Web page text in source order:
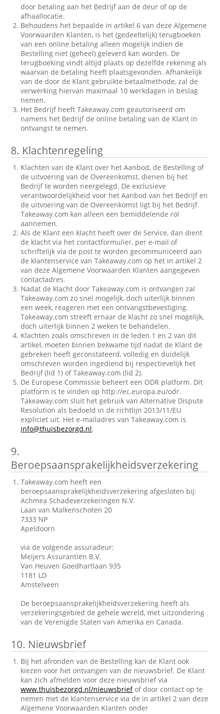
door betaling aan het Bedrijf aan de deur of op de
afhaallocatie.
Behoudens het bepaalde in artikel 6 van deze Algemene
Voorwaarden Klanten, is het (gedeeltelijk) terugboeken
van een online betaling alleen mogelijk indien de
Bestelling niet (geheel) geleverd kan worden. De
terugboeking vindt altijd plaats op dezelfde rekening als
waarvan de betaling heeft plaatsgevonden. Afhankelijk
van de door de Klant gebruikte betaalmethode, zal de
verwerking hiervan maximaal 10 werkdagen in beslag
nemen.
Het Bedrijf heeft Takeaway.com geautoriseerd om
namens het Bedrijf de online betaling van de Klant in
ontvangst te nemen.
8. Klachtenregeling
Klachten van de Klant over het Aanbod, de Bestelling of
de uitvoering van de Overeenkomst, dienen bij het
Bedrijf te worden neergelegd. De exclusieve
verantwoordelijkheid voor het Aanbod van het Bedrijf en
de uitvoering van de Overeenkomst ligt bij het Bedrijf.
Takeaway.com kan alleen een bemiddelende rol
aannemen.
Als de Klant een klacht heeft over de Service, dan dient
de klacht via het contactformulier, per e-mail of
schriftelijk via de post te worden gecommuniceerd aan
de klantenservice van Takeaway.com op het in artikel 2
van deze Algemene Voorwaarden Klanten aangegeven
contactadres.
Nadat de klacht door Takeaway.com is ontvangen zal
Takeaway.com zo snel mogelijk, doch uiterlijk binnen
een week, reageren met een ontvangstbevestiging.
Takeaway.com streeft ernaar de klacht zo snel mogelijk,
doch uiterlijk binnen 2 weken te behandelen.
Klachten zoals omschreven in de leden 1 en 2 van dit
artikel, moeten binnen bekwame tijd nadat de Klant de
gebreken heeft geconstateerd, volledig en duidelijk
omschreven worden ingediend bij respectievelijk het
Bedrijf (lid 1) of Takeaway.com (lid 2).
De Europese Commissie beheert een ODR platform. Dit
platform is te vinden op http://ec.europa.eu/odr.
Takeaway.com sluit het gebruik van Alternative Dispute
Resolution als bedoeld in de richtlijn 2013/11/EU
expliciet uit. Het e-mailadres van Takeaway.com is
info@thuisbezorgd.nl.
9.
Beroepsaansprakelijkheidsverzekering
Takeaway.com heeft een
beroepsaansprakelijkheidsverzekering afgesloten bij:
Achmea Schadeverzekeringen N.V.
Laan van Malkenschoten 20
7333 NP
Apeldoorn
via de volgende assuradeur:
Meijers Assurantiën B.V.
Van Heuven Goedhartlaan 935
1181 LD
Amstelveen
De beroepsaansprakelijkheidsverzekering heeft als
verzekeringsgebied de gehele wereld, met uitzondering
van de Verenigde Staten van Amerika en Canada.
10. Nieuwsbrief
Bij het afronden van de Bestelling kan de Klant ook
kiezen voor het ontvangen van de nieuwsbrief. De Klant
kan zich afmelden voor deze nieuwsbrief via
www.thuisbezorgd.nl/nieuwsbriefof door contact op te
nemen met de klantenservice via de in artikel 2 van deze
Algemene Voorwaarden Klanten onder